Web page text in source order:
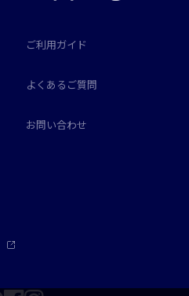
ご利用ガイド
よくあるご質問
お問い合わせ